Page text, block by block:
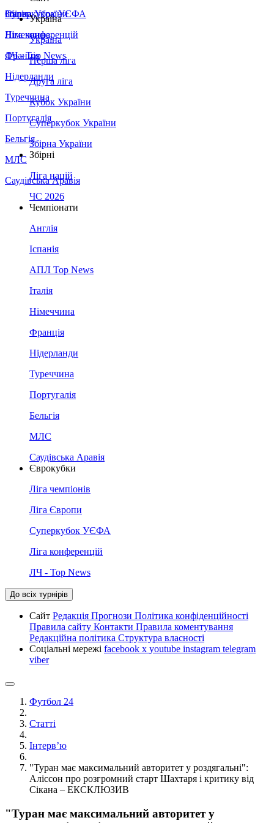
Збірна України
Італія
Німеччина
Франція
Нідерланди
Туреччина
Португалія
Бельгія
МЛС
Саудівська Аравія
Суперкубок УЄФА
Ліга конференцій
ЛЧ - Top News
Україна
Україна
Перша ліга
Друга ліга
Кубок України
Суперкубок України
Збірна України
Збірні
Ліга націй
ЧС 2026
Чемпіонати
Англія
Іспанія
АПЛ Top News
Італія
Німеччина
Франція
Нідерланди
Туреччина
Португалія
Бельгія
МЛС
Саудівська Аравія
Єврокубки
Ліга чемпіонів
Ліга Європи
Суперкубок УЄФА
Ліга конференцій
ЛЧ - Top News
До всіх турнірів
Сайт Редакція Прогнози Політика конфіденційності
Правила сайту Контакти Правила коментування
Редакційна політика Структура власності
Соціальні мережі facebook x youtube instagram telegram
viber
Футбол 24
Статті
Інтерв’ю
"Туран має максимальний авторитет у роздягальні":
Аліссон про розгромний старт Шахтаря і критику від
Сікана – ЕКСКЛЮЗИВ
"Туран має максимальний авторитет у